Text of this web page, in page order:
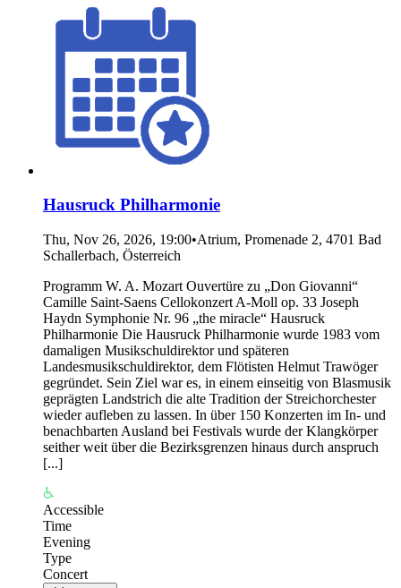
Hausruck Philharmonie
Thu, Nov 26, 2026, 19:00•Atrium, Promenade 2, 4701 Bad
Schallerbach, Österreich
Programm W. A. Mozart Ouvertüre zu „Don Giovanni“
Camille Saint-Saens Cellokonzert A-Moll op. 33 Joseph
Haydn Symphonie Nr. 96 „the miracle“ Hausruck
Philharmonie Die Hausruck Philharmonie wurde 1983 vom
damaligen Musikschuldirektor und späteren
Landesmusikschuldirektor, dem Flötisten Helmut Trawöger
gegründet. Sein Ziel war es, in einem einseitig von Blasmusik
geprägten Landstrich die alte Tradition der Streichorchester
wieder aufleben zu lassen. In über 150 Konzerten im In- und
benachbarten Ausland bei Festivals wurde der Klangkörper
seither weit über die Bezirksgrenzen hinaus durch anspruch
[...]
Accessible
Time
Evening
Type
Concert